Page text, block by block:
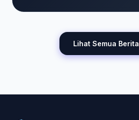
Lihat Semua Berita